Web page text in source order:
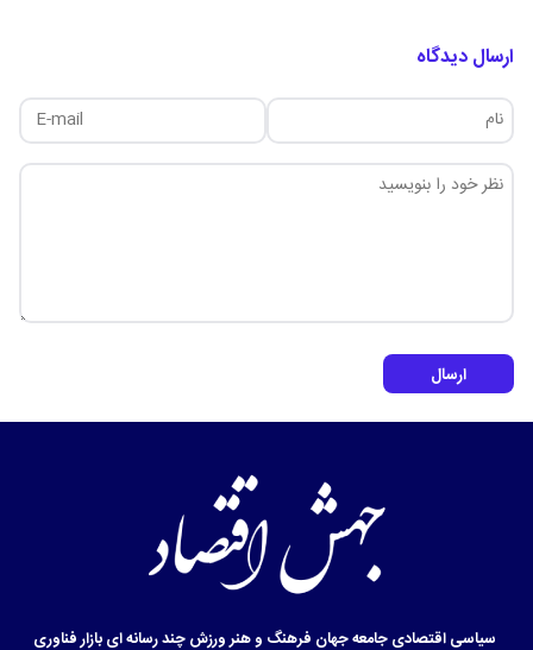
ارسال دیدگاه
ارسال
سیاسیاقتصادیجامعهجهان فرهنگ و هنرورزشچند رسانه ایبازارفناوری